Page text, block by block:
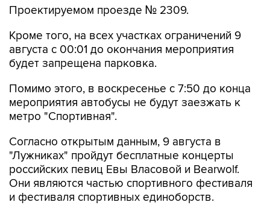
Проектируемом проезде № 2309.
Кроме того, на всех участках ограничений 9
августа с 00:01 до окончания мероприятия
будет запрещена парковка.
Помимо этого, в воскресенье с 7:50 до конца
мероприятия автобусы не будут заезжать к
метро "Спортивная".
Согласно открытым данным, 9 августа в
"Лужниках" пройдут бесплатные концерты
российских певиц Евы Власовой и Bearwolf.
Они являются частью спортивного фестиваля
и фестиваля спортивных единоборств.